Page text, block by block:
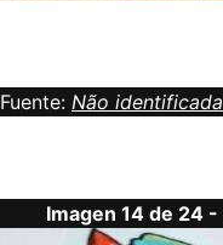
Fuente: Não identificada
Imagen 14 de 24 -